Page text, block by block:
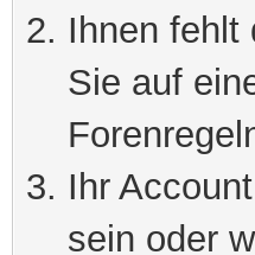
Ihnen fehlt
Sie auf
Ihr
sein oder